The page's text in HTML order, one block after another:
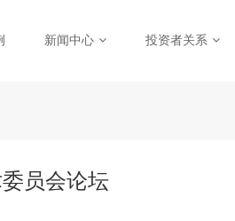
新闻中心 投资者关系
员会论坛